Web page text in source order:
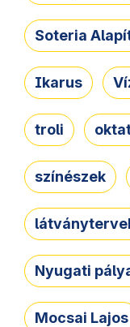
Soteria
Ikarus
troli
színészek
Nyugati
Mocsai Lajos